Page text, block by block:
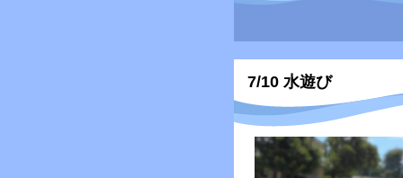
7/10 水遊び